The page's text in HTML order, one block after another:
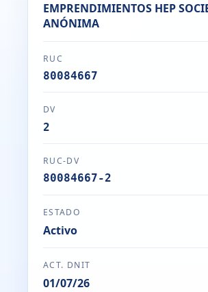
EMPRENDIMIENTOS HEP
ANÓNIMA
RUC
80084667
DV
2
RUC-DV
80084667-2
ESTADO
Activo
ACT. DNIT
01/07/26